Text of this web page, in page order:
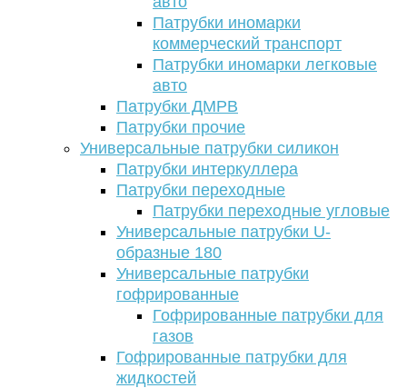
Патрубки иномарки
коммерческий транспорт
Патрубки иномарки легковые
авто
Патрубки ДМРВ
Патрубки прочие
Универсальные патрубки силикон
Патрубки интеркуллера
Патрубки переходные
Патрубки переходные угловые
Универсальные патрубки U-
образные 180
Универсальные патрубки
гофрированные
Гофрированные патрубки для
газов
Гофрированные патрубки для
жидкостей